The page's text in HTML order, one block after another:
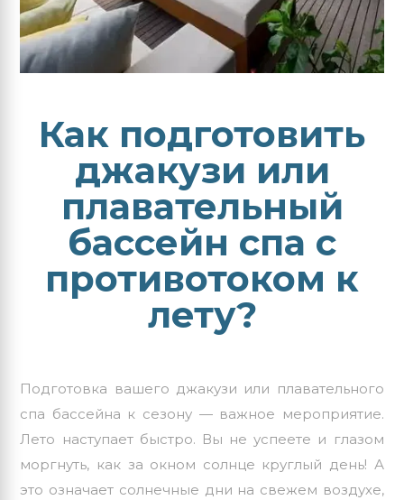
Как подготовить
джакузи или
плавательный
бассейн спа с
противотоком к
лету?
Подготовка вашего джакузи или плавательного
спа бассейна к сезону — важное мероприятие.
Лето наступает быстро. Вы не успеете и глазом
моргнуть, как за окном солнце круглый день! А
это означает солнечные дни на свежем воздухе,